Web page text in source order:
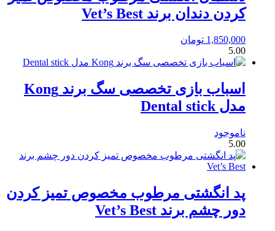
کردن دندان برند Vet’s Best
1,850,000 تومان
5.00
اسباب بازی تخصصی سگ برند Kong
مدل Dental stick
ناموجود
5.00
پد انگشتی مرطوب مخصوص تمیز کردن
دور چشم برند Vet’s Best